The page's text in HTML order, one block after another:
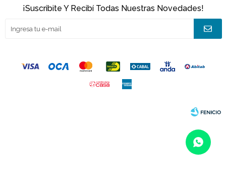
¡Suscribite Y Recibí Todas Nuestras Novedades!